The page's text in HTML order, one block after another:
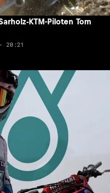
KTM-Piloten Tom
20:21